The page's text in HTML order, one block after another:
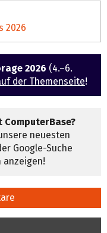
2026
2026 (4.–6.
der Themenseite!
neuesten
Google-Suche
anzeigen!